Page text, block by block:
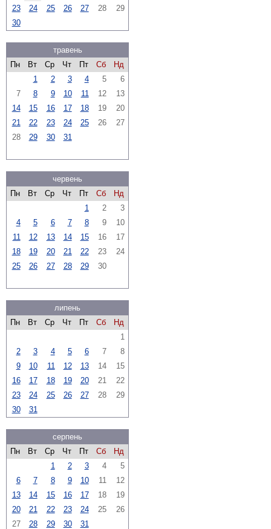
23
24 25 26 27 28
29
30
травень
Пн
Вт Ср Чт Пт Сб
Нд
1
2 3 4 5
6
7
8 9 10 11 12
13
14
15 16 17 18 19
20
21
22 23 24 25 26
27
28
29 30 31
червень
Пн
Вт Ср Чт Пт Сб
Нд
1
2
3
4
5 6 7 8 9
10
11
12 13 14 15 16
17
18
19 20 21 22 23
24
25
26 27 28 29 30
липень
Пн
Вт Ср Чт Пт Сб
Нд
1
2
3 4 5 6 7
8
9
10 11 12 13 14
15
16
17 18 19 20 21
22
23
24 25 26 27 28
29
30
31
серпень
Пн
Вт Ср Чт Пт Сб
Нд
1
2 3 4
5
6
7 8 9 10 11
12
13
14 15 16 17 18
19
20
21 22 23 24 25
26
27
28 29 30 31